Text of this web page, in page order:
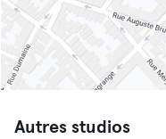
Autres studios